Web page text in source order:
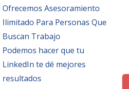
Ofrecemos Asesoramiento
Ilimitado Para Personas Que
Buscan Trabajo
Podemos hacer que tu
LinkedIn te dé mejores
resultados